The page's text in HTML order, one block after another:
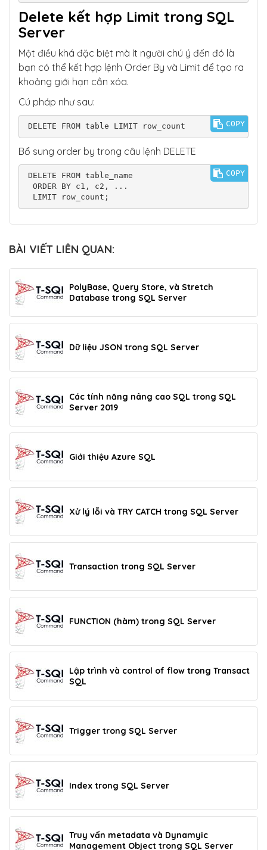
Delete kết hợp Limit trong SQL
Server
Một điều khá đặc biệt mà ít người chú ý đến đó là
bạn có thể kết hợp lệnh Order By và Limit để tạo ra
khoảng giới hạn cần xóa.
Cú pháp như sau:
DELETE FROM table LIMIT row_count COPY
Bổ sung order by trong câu lệnh DELETE
DELETE FROM table_name
LIMIT row_count;
COPY
BÀI VIẾT LIÊN QUAN:
PolyBase, Query Store, và Stretch
Database trong SQL Server
Dữ liệu JSON trong SQL Server
Các tính năng nâng cao SQL trong SQL
Server 2019
Giới thiệu Azure SQL
Xử lý lỗi và TRY CATCH trong SQL Server
Transaction trong SQL Server
FUNCTION (hàm) trong SQL Server
Lập trình và control of flow trong Transact
SQL
Trigger trong SQL Server
Index trong SQL Server
Truy vấn metadata và Dynamyic
Management Object trong SQL Server